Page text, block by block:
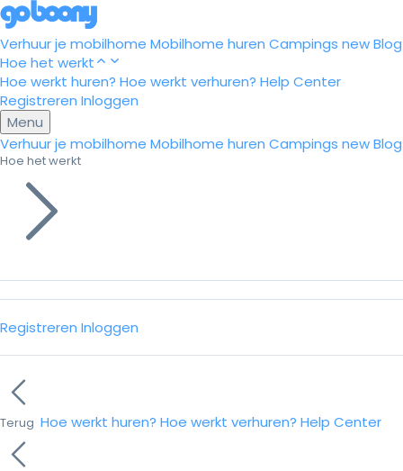
Verhuur je mobilhome Mobilhome huren Campings newBlog
Hoe het werkt
Hoe werkt huren? Hoe werkt verhuren? Help Center
Registreren Inloggen
Menu
Verhuur je mobilhome Mobilhome huren Campings newBlog
Hoe het werkt
Registreren Inloggen
Terug Hoe werkt huren? Hoe werkt verhuren? Help Center